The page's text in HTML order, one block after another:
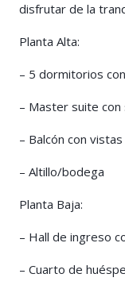
disfrutar de la
Planta Alta:
– 5 dormitorios
– Master suite con
– Balcón con vistas
– Altillo/bodega
Planta Baja:
– Hall de ingreso
– Cuarto de